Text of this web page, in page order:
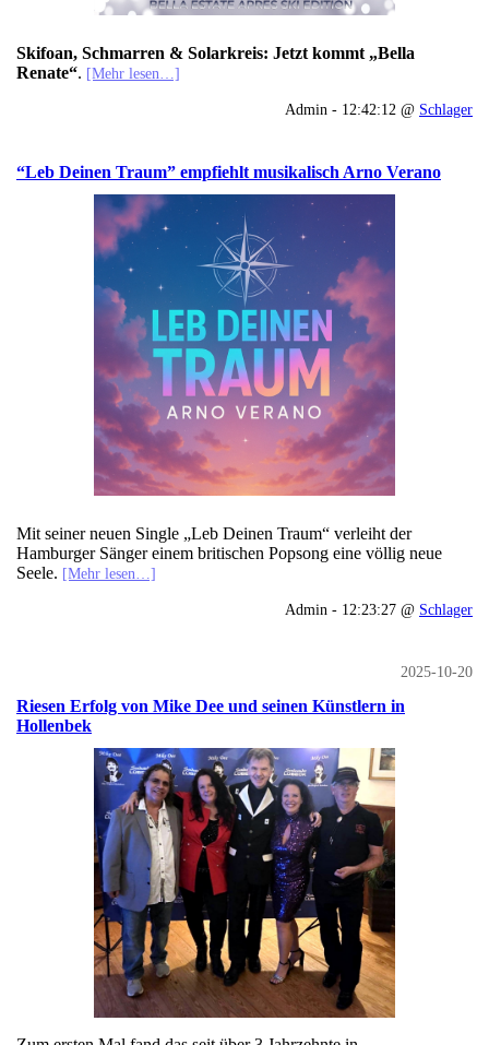
Skifoan, Schmarren & Solarkreis: Jetzt kommt „Bella
Renate“. [Mehr lesen…]
Admin - 12:42:12 @ Schlager
“Leb Deinen Traum” empfiehlt musikalisch Arno Verano
Mit seiner neuen Single „Leb Deinen Traum“ verleiht der
Hamburger Sänger einem britischen Popsong eine völlig neue
Seele. [Mehr lesen…]
Admin - 12:23:27 @ Schlager
2025-10-20
Riesen Erfolg von Mike Dee und seinen Künstlern in
Hollenbek